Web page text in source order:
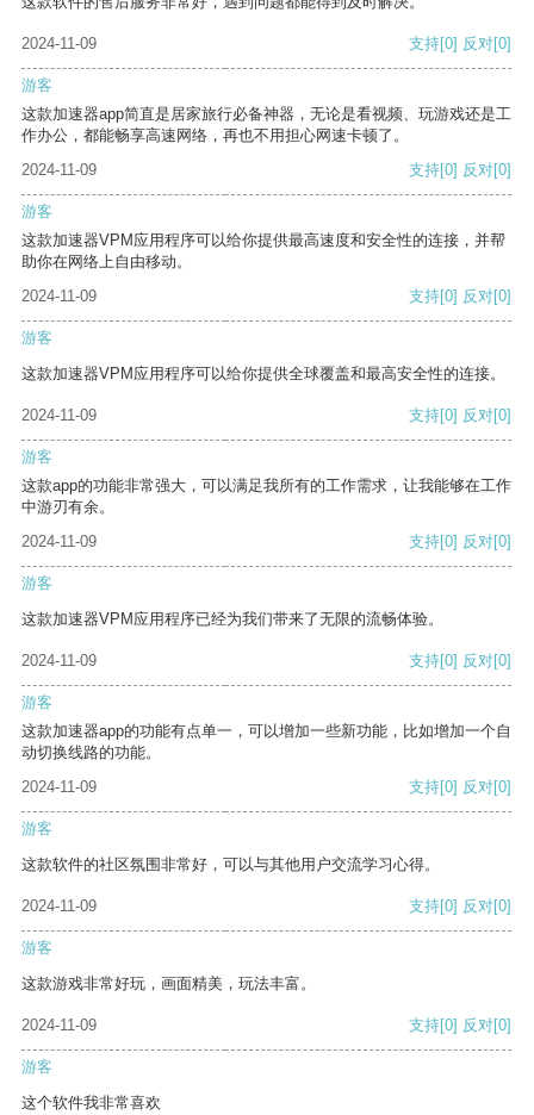
2024-11-09 支持[0] 反对[0]
游客
这款加速器app简直是居家旅行必备神器，无论是看视频、玩游戏还是工
作办公，都能畅享高速网络，再也不用担心网速卡顿了。
2024-11-09
支持[0] 反对[0]
游客
这款加速器VPM应用程序可以给你提供最高速度和安全性的连接，并帮
助你在网络上自由移动。
2024-11-09
支持[0] 反对[0]
游客
这款加速器VPM应用程序可以给你提供全球覆盖和最高安全性的连接。
2024-11-09 支持[0] 反对[0]
游客
这款app的功能非常强大，可以满足我所有的工作需求，让我能够在工作
中游刃有余。
2024-11-09
支持[0] 反对[0]
游客
这款加速器VPM应用程序已经为我们带来了无限的流畅体验。
2024-11-09 支持[0] 反对[0]
游客
这款加速器app的功能有点单一，可以增加一些新功能，比如增加一个自
动切换线路的功能。
2024-11-09
支持[0] 反对[0]
游客
这款软件的社区氛围非常好，可以与其他用户交流学习心得。
2024-11-09 支持[0] 反对[0]
游客
这款游戏非常好玩，画面精美，玩法丰富。
2024-11-09 支持[0] 反对[0]
游客
这个软件我非常喜欢